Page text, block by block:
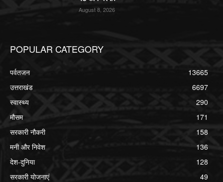
August 8, 2026
POPULAR CATEGORY
पर्वतजन
13665
उत्तराखंड
6697
स्वास्थ्य
290
मौसम
171
सरकारी नौकरी
158
मनी और निवेश
136
देश-दुनिया
128
सरकारी योजनाएं
49